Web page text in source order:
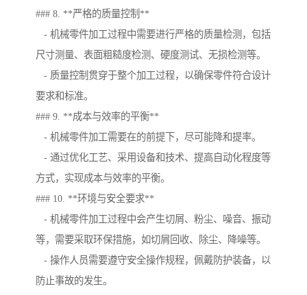
### 8. **严格的质量控制**
- 机械零件加工过程中需要进行严格的质量检测，包括
尺寸测量、表面粗糙度检测、硬度测试、无损检测等。
- 质量控制贯穿于整个加工过程，以确保零件符合设计
要求和标准。
### 9. **成本与效率的平衡**
- 机械零件加工需要在的前提下，尽可能降和提率。
- 通过优化工艺、采用设备和技术、提高自动化程度等
方式，实现成本与效率的平衡。
### 10. **环境与安全要求**
- 机械零件加工过程中会产生切屑、粉尘、噪音、振动
等，需要采取环保措施，如切屑回收、除尘、降噪等。
- 操作人员需要遵守安全操作规程，佩戴防护装备，以
防止事故的发生。